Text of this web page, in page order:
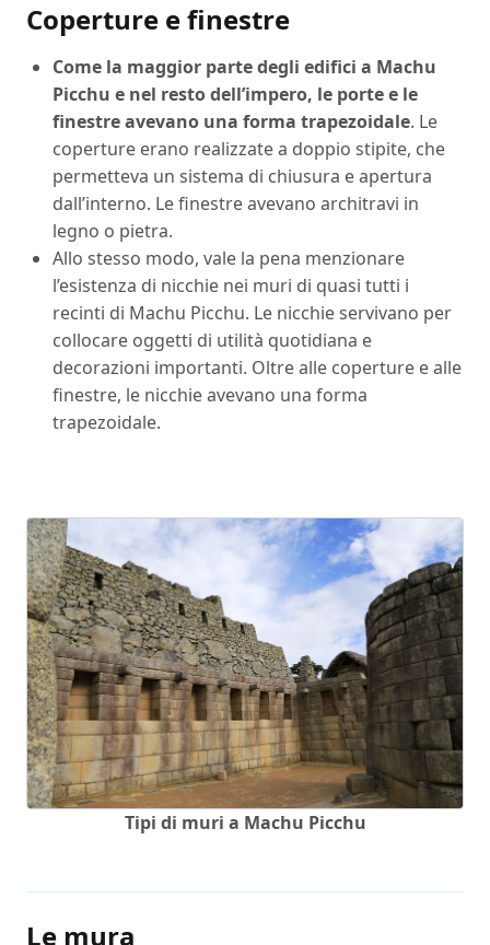
Coperture e finestre
Come la maggior parte degli edifici a Machu
Picchu e nel resto dell’impero, le porte e le
finestre avevano una forma trapezoidale. Le
coperture erano realizzate a doppio stipite, che
permetteva un sistema di chiusura e apertura
dall’interno. Le finestre avevano architravi in ​​
legno o pietra.
Allo stesso modo, vale la pena menzionare
l’esistenza di nicchie nei muri di quasi tutti i
recinti di Machu Picchu. Le nicchie servivano per
collocare oggetti di utilità quotidiana e
decorazioni importanti. Oltre alle coperture e alle
finestre, le nicchie avevano una forma
trapezoidale.
Tipi di muri a Machu Picchu
Le mura